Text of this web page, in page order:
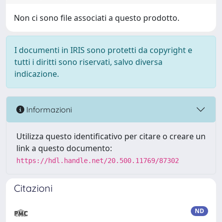
Non ci sono file associati a questo prodotto.
I documenti in IRIS sono protetti da copyright e
tutti i diritti sono riservati, salvo diversa
indicazione.
Informazioni
Utilizza questo identificativo per citare o creare un
link a questo documento:
https://hdl.handle.net/20.500.11769/87302
Citazioni
ND